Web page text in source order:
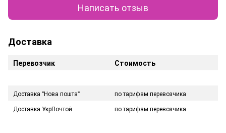
Написать отзыв
Доставка
Перевозчик Стоимость
Доставка "Нова пошта"
по тарифам перевозчика
Доставка УкрПочтой
по тарифам перевозчика